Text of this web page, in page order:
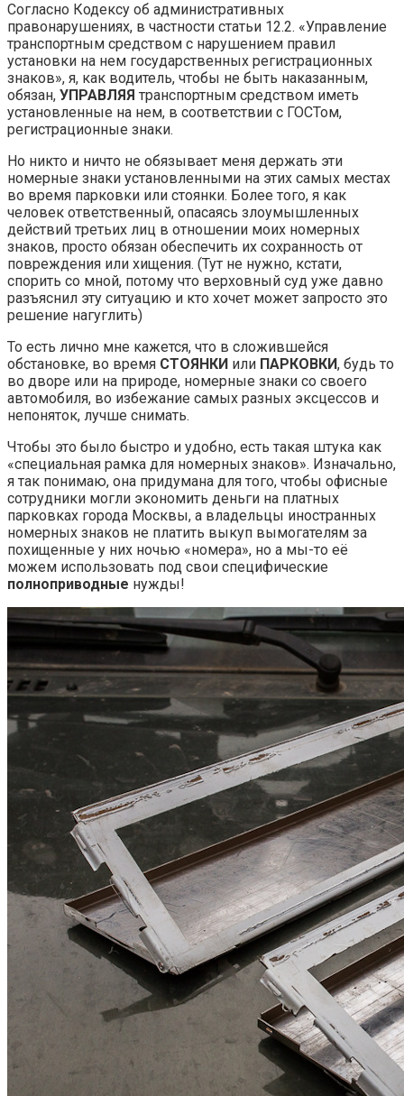
Согласно Кодексу об административных
правонарушениях, в частности статьи 12.2. «Управление
транспортным средством с нарушением правил
установки на нем государственных регистрационных
знаков», я, как водитель, чтобы не быть наказанным,
обязан, УПРАВЛЯЯ транспортным средством иметь
установленные на нем, в соответствии с ГОСТом,
регистрационные знаки.
Но никто и ничто не обязывает меня держать эти
номерные знаки установленными на этих самых местах
во время парковки или стоянки. Более того, я как
человек ответственный, опасаясь злоумышленных
действий третьих лиц в отношении моих номерных
знаков, просто обязан обеспечить их сохранность от
повреждения или хищения. (Тут не нужно, кстати,
спорить со мной, потому что верховный суд уже давно
разъяснил эту ситуацию и кто хочет может запросто это
решение нагуглить)
То есть лично мне кажется, что в сложившейся
обстановке, во время СТОЯНКИ или ПАРКОВКИ, будь то
во дворе или на природе, номерные знаки со своего
автомобиля, во избежание самых разных эксцессов и
непоняток, лучше снимать.
Чтобы это было быстро и удобно, есть такая штука как
«специальная рамка для номерных знаков». Изначально,
я так понимаю, она придумана для того, чтобы офисные
сотрудники могли экономить деньги на платных
парковках города Москвы, а владельцы иностранных
номерных знаков не платить выкуп вымогателям за
похищенные у них ночью «номера», но а мы-то её
можем использовать под свои специфические
полноприводные нужды!